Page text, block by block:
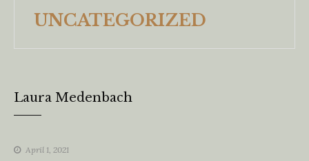
UNCATEGORIZED
Laura Medenbach
April 1, 2021